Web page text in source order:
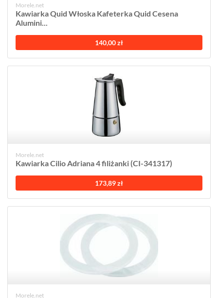
Morele.net
Kawiarka Quid Włoska Kafeterka Quid Cesena
Alumini...
140,00 zł
Morele.net
Kawiarka Cilio Adriana 4 filiżanki (CI-341317)
173,89 zł
Morele.net